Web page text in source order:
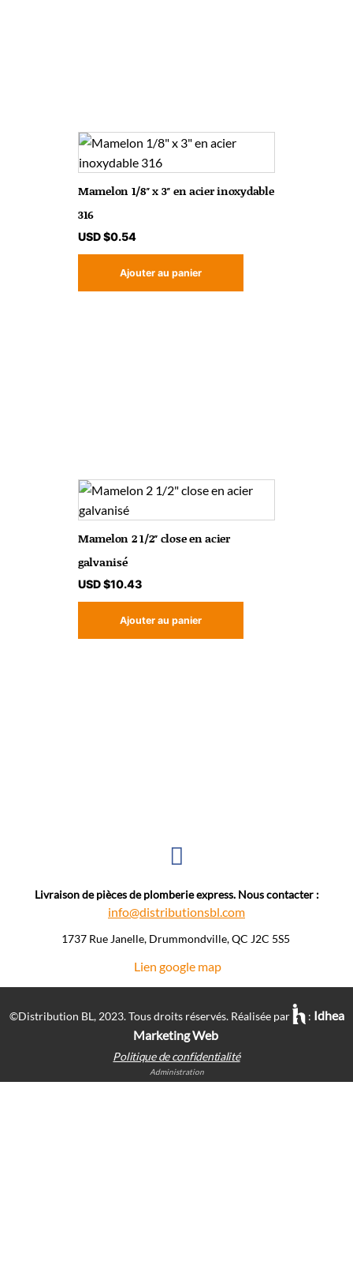
Mamelon 1/8″ x 3″ en acier inoxydable
316
USD $0.54
Ajouter au panier
Mamelon 2 1/2″ close en acier
galvanisé
USD $10.43
Ajouter au panier
Livraison de pièces de plomberie express. Nous contacter :
info@distributionsbl.com
1737 Rue Janelle, Drummondville, QC J2C 5S5 ​
Lien google map
©Distribution BL, 2023.Tous droits réservés. Réalisée par : Idhea
Marketing Web
Politique de confidentialité
Administration